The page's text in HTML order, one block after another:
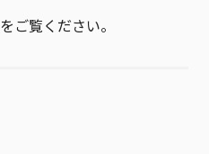
をご覧ください。